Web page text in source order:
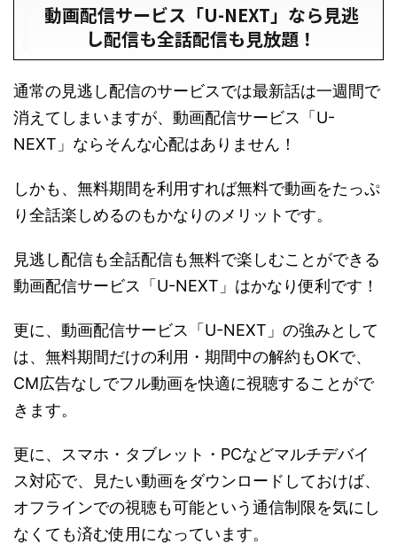
動画配信サービス「U-NEXT」なら見逃
し配信も全話配信も見放題！
通常の見逃し配信のサービスでは最新話は一週間で
消えてしまいますが、動画配信サービス「U-
NEXT」ならそんな心配はありません！
しかも、無料期間を利用すれば無料で動画をたっぷ
り全話楽しめるのもかなりのメリットです。
見逃し配信も全話配信も無料で楽しむことができる
動画配信サービス「U-NEXT」はかなり便利です！
更に、動画配信サービス「U-NEXT」の強みとして
は、無料期間だけの利用・期間中の解約もOKで、
CM広告なしでフル動画を快適に視聴することがで
きます。
更に、スマホ・タブレット・PCなどマルチデバイ
ス対応で、見たい動画をダウンロードしておけば、
オフラインでの視聴も可能という通信制限を気にし
なくても済む使用になっています。